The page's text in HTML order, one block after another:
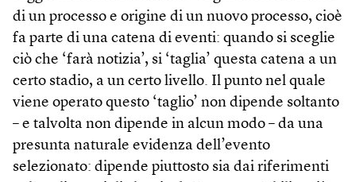
di un processo e origine di un nuovo processo, cioè
fa parte di una catena di eventi: quando si sceglie
ciò che ‘farà notizia’, si ‘taglia’ questa catena a un
certo stadio, a un certo livello. Il punto nel quale
viene operato questo ‘taglio’ non dipende soltanto
– e talvolta non dipende in alcun modo – da una
presunta naturale evidenza dell’evento
selezionato: dipende piuttosto sia dai riferimenti